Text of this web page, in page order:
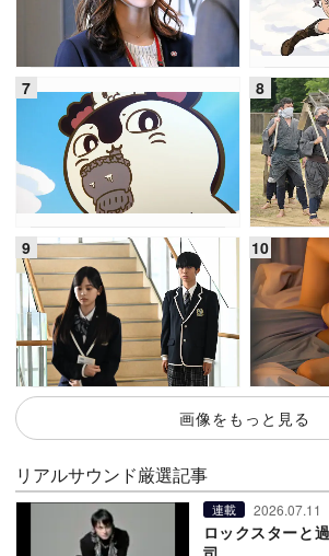
画像をもっと見る
リアルサウンド厳選記事
連載 2026.07.11
ロックスターと